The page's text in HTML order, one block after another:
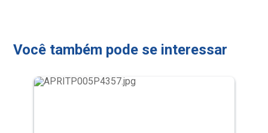
Você também pode se interessar